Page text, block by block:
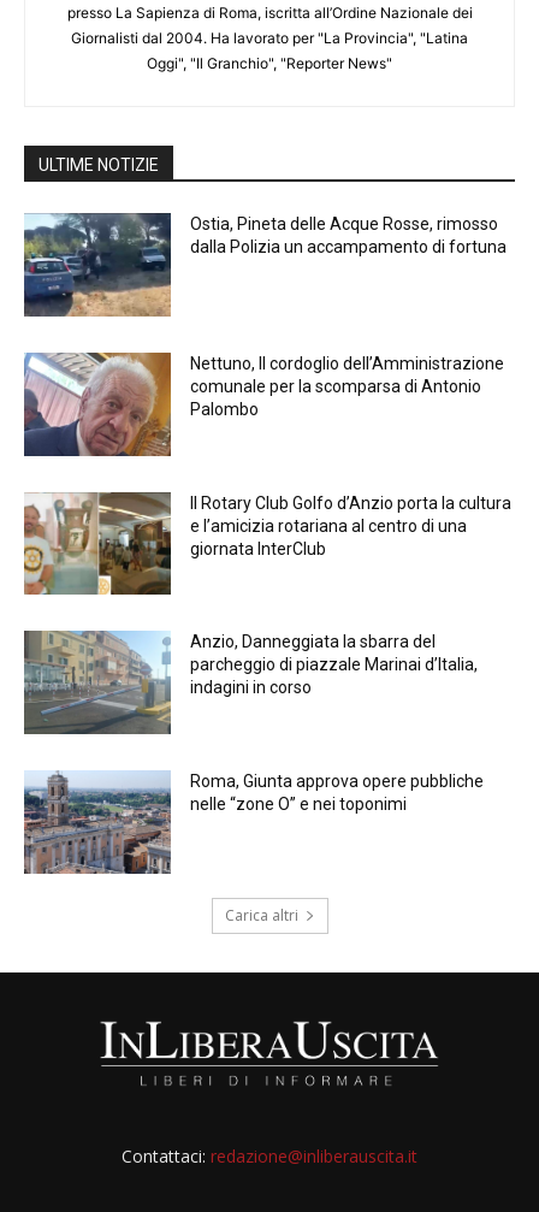
presso La Sapienza di Roma, iscritta all’Ordine Nazionale dei
Giornalisti dal 2004. Ha lavorato per "La Provincia", "Latina
Oggi", "Il Granchio", "Reporter News"
ULTIME NOTIZIE
Ostia, Pineta delle Acque Rosse, rimosso
dalla Polizia un accampamento di fortuna
Nettuno, Il cordoglio dell’Amministrazione
comunale per la scomparsa di Antonio
Palombo
Il Rotary Club Golfo d’Anzio porta la cultura
e l’amicizia rotariana al centro di una
giornata InterClub
Anzio, Danneggiata la sbarra del
parcheggio di piazzale Marinai d’Italia,
indagini in corso
Roma, Giunta approva opere pubbliche
nelle “zone O” e nei toponimi
Carica altri
Contattaci: redazione@inliberauscita.it